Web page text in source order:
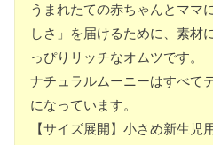
うまれたての赤ちゃんとママ
しさ」を届けるために、素材
っぴりリッチなオムツです。
ナチュラルムーニーはすべて
になっています。
【サイズ展開】小さめ新生児